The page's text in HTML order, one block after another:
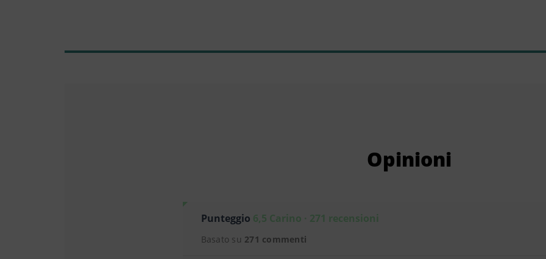
Opinioni
Punteggio 6,5 Carino · 271 recensioni
Basato su 271 commenti